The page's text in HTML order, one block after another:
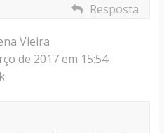
Resposta
Vieira
de 2017 em 15:54